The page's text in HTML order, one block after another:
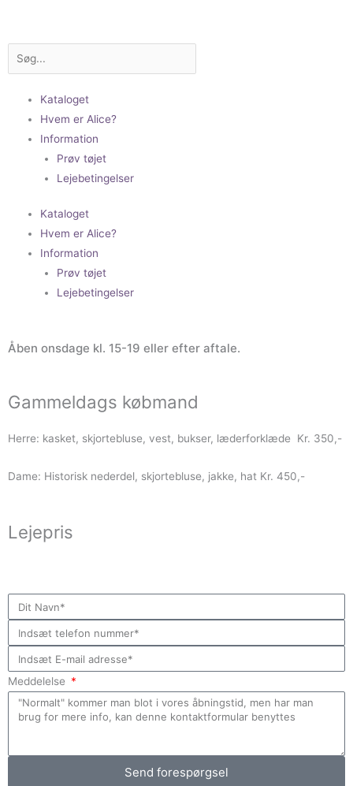
indholdet
Søg
Kataloget
Hvem er Alice?
Information
Prøv tøjet
Lejebetingelser
Kataloget
Hvem er Alice?
Information
Prøv tøjet
Lejebetingelser
Åben onsdage kl. 15-19 eller efter aftale.
Gammeldags købmand
Herre: kasket, skjortebluse, vest, bukser, læderforklæde Kr. 350,-
Dame: Historisk nederdel, skjortebluse, jakke, hat Kr. 450,-
Lejepris
Meddelelse
Send forespørgsel